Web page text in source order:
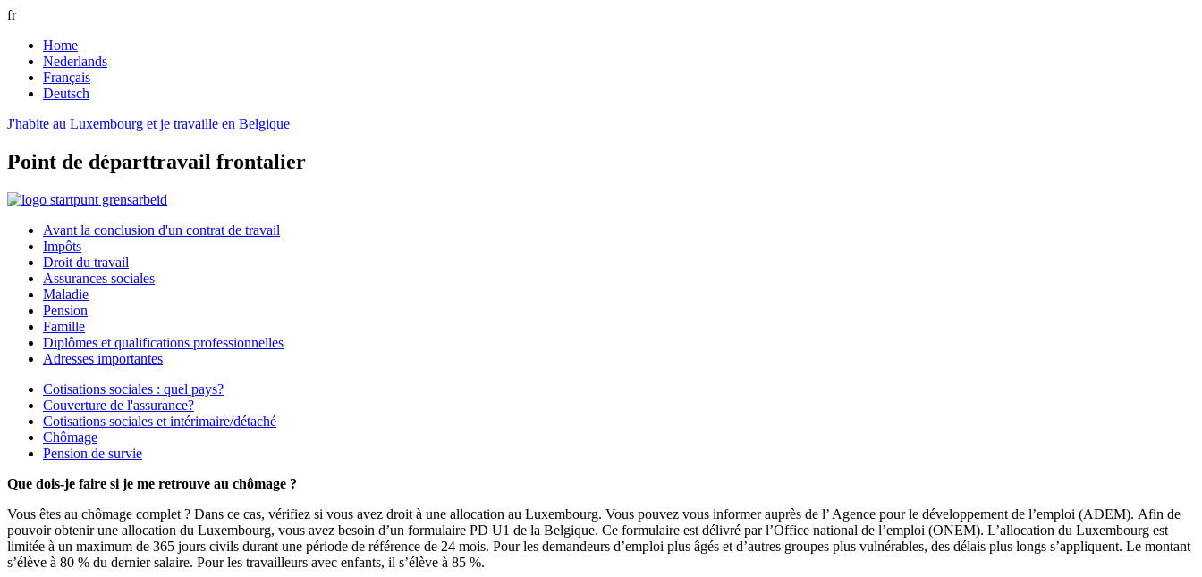
fr
Home
Nederlands
Français
Deutsch
J'habite au Luxembourg et je travaille en Belgique
Point de départtravail frontalier
Avant la conclusion d'un contrat de travail
Impôts
Droit du travail
Assurances sociales
Maladie
Pension
Famille
Diplômes et qualifications professionnelles
Adresses importantes
Cotisations sociales : quel pays?
Couverture de l'assurance?
Cotisations sociales et intérimaire/détaché
Chômage
Pension de survie
Que dois-je faire si je me retrouve au chômage ?
Vous êtes au chômage complet ? Dans ce cas, vérifiez si vous avez droit à une allocation au Luxembourg. Vous pouvez vous informer auprès de l’ Agence pour le développement de l’emploi (ADEM). Afin de
pouvoir obtenir une allocation du Luxembourg, vous avez besoin d’un formulaire PD U1 de la Belgique. Ce formulaire est délivré par l’Office national de l’emploi (ONEM). L’allocation du Luxembourg est
limitée à un maximum de 365 jours civils durant une période de référence de 24 mois. Pour les demandeurs d’emploi plus âgés et d’autres groupes plus vulnérables, des délais plus longs s’appliquent. Le montant
s’élève à 80 % du dernier salaire. Pour les travailleurs avec enfants, il s’élève à 85 %.